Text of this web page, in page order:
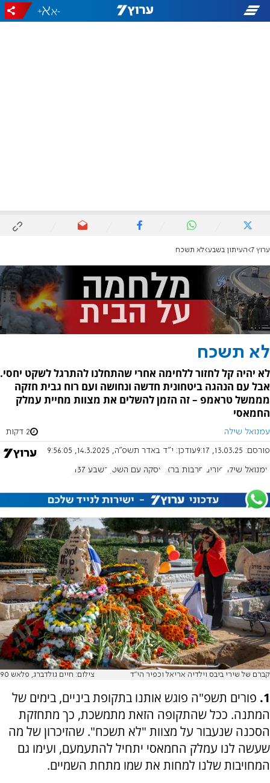
-
+
ערוץ 7 העיתון בשבע לא תשכח
לא תשכח
לא יהיה קל לחזור ללחימה אחרי שהתחלנו להתרגל לשקט יחסי.
אבל עם הנהגה ביטחונית חדשה ונחושה ועם רוח גבית חזקה
מממשל טראמפ – זה הזמן להשלים את מצוות מחיית עמלק
החמאסי
עמנואל שילה 2 דקות
פורסם: 13.03.25, 9:17 עודכן: י"ד באדר תשפ"ה, 14.3.2025, 9:56:05
עמנואל שילה פורים חרבות ברזל עסקה עם השטן בשבע 1137
קברם של שירי ביבס וילדיה אריאל וכפיר הי"ד צילום: חיים גולדברג, פלאש 90
1. פורים תשפ"ה פוגש אותנו בתקופת ביניים, בימים של
המתנה. ככל שהתקופה הזאת מתמשכת, כך מתחזקת
הסכנה שנעבור על מצוות "לא תשכח". שהזיכרון של מה
שעשה לנו עמלק החמאסי יתחיל להתעמעם, ועימו גם
המחויבות שלנו למחות את שמו מתחת השמיים.